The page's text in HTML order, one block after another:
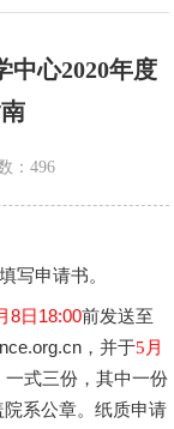
中心2020年度
： 496
写申请书。
8日18:00前发送至
，并于5月
式三份，其中一份
系公章。纸质申请